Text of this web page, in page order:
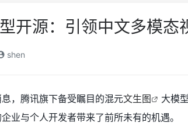
开源：引领中文多模态
shen
，腾讯旗下备受瞩目的混元文生图
大模
业与个人开发者带来了前所未有的机遇。